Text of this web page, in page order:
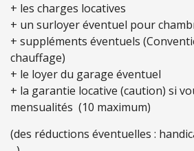
+ les charges locatives
+ un surloyer éventuel pour
+ suppléments éventuels
chauffage)
+ le loyer du garage éventuel
+ la garantie locative (caution) si
mensualités (10 maximum)
(des réductions éventuelles :